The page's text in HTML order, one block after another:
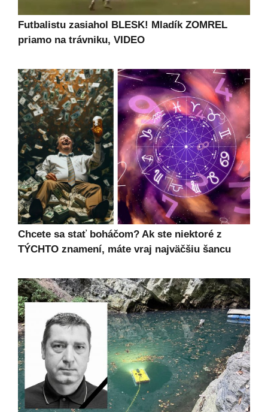
Futbalistu zasiahol BLESK! Mladík ZOMREL
priamo na trávniku, VIDEO
Chcete sa stať boháčom? Ak ste niektoré z
TÝCHTO znamení, máte vraj najväčšiu šancu